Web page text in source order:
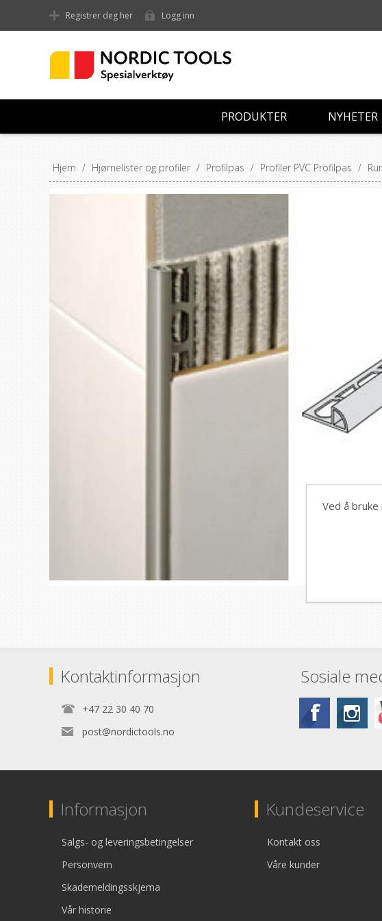
Registrer deg her Logg inn
PRODUKTER NYHETER
Hjem / Hjørnelister og profiler / Profilpas / Profiler PVC Profilpas /
Kontaktinformasjon
+47 22 30 40 70
post@nordictools.no
Sosiale
Informasjon
Salgs- og leveringsbetingelser
Personvern
Skademeldingsskjema
Vår historie
Kundeservice
Kontakt oss
Våre kunder
Ved å